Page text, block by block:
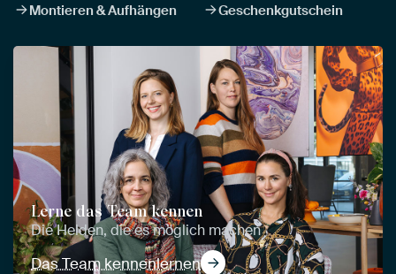
Montieren & Aufhängen
Geschenkgutschein
Lerne das Team kennen
Die Helden, die es möglich machen
Das Team kennenlernen